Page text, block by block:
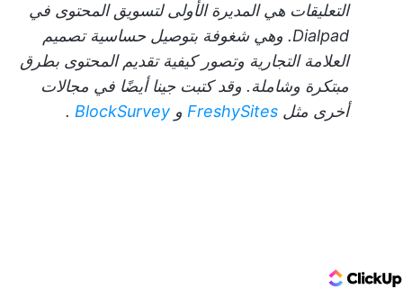
التعليقات هي المديرة الأولى لتسويق المحتوى في
Dialpad. وهي شغوفة بتوصيل حساسية تصميم
العلامة التجارية وتصور كيفية تقديم المحتوى بطرق
مبتكرة وشاملة. وقد كتبت جينا أيضًا في مجالات
أخرى مثل FreshySites و BlockSurvey
.
ClickUp Logo